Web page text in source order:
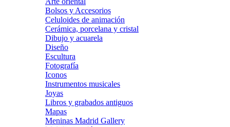
Bolsos y Accesorios
Celuloides de animación
Cerámica, porcelana y cristal
Dibujo y acuarela
Diseño
Escultura
Fotografía
Iconos
Instrumentos musicales
Joyas
Libros y grabados antiguos
Mapas
Meninas Madrid Gallery